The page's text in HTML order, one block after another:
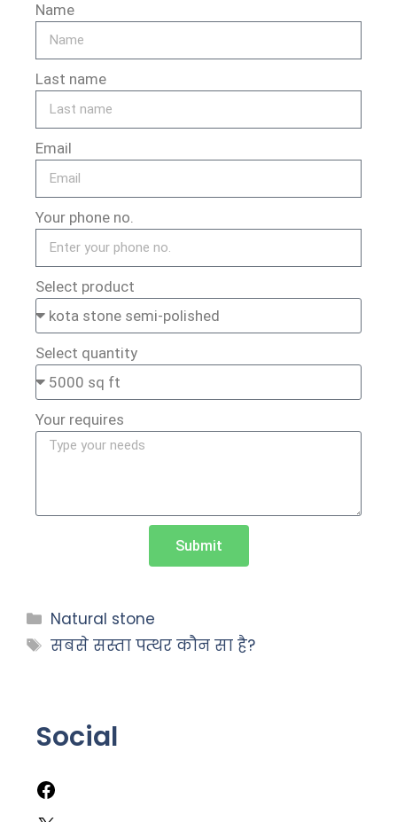
Name
Last name
Email
Your phone no.
Select product
Select quantity
Your requires
Submit
Natural stone
सबसे सस्ता पत्थर कौन सा है?
Social